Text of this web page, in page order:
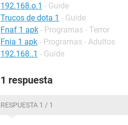
192.168.o.1 - Guide
Trucos de dota 1 - Guide
Fnaf 1 apk - Programas - Terror
Fnia 1 apk - Programas - Adultos
192.168..1 - Guide
1 respuesta
RESPUESTA 1 / 1